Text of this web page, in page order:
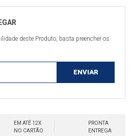
deste Produto, basta preencher os
EM ATÉ 12X
NO CARTÃO
PRONTA
ENTREGA